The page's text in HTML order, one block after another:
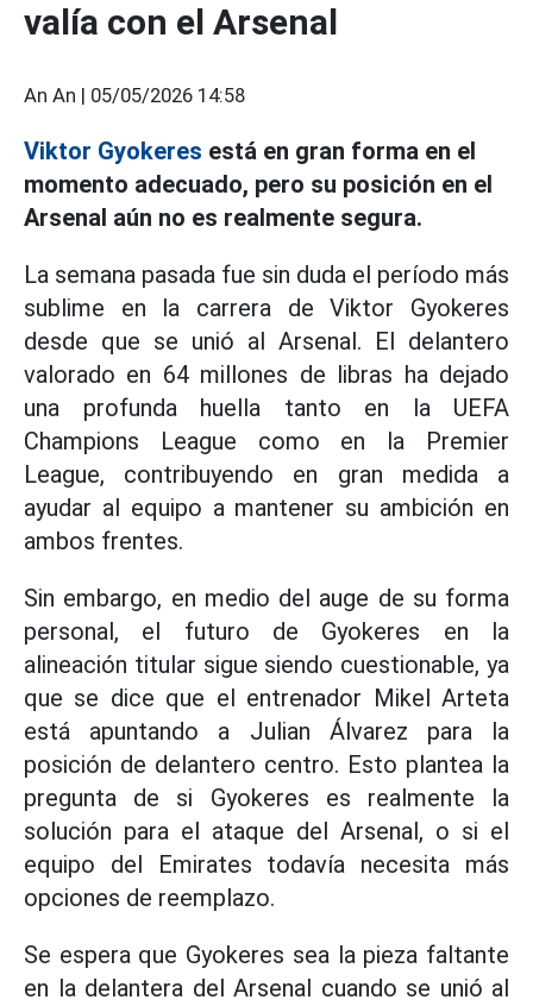
valía con el Arsenal
An An | 05/05/2026 14:58
Viktor Gyokeres está en gran forma en el
momento adecuado, pero su posición en el
Arsenal aún no es realmente segura.
La semana pasada fue sin duda el período más
sublime en la carrera de Viktor Gyokeres
desde que se unió al Arsenal. El delantero
valorado en 64 millones de libras ha dejado
una profunda huella tanto en la UEFA
Champions League como en la Premier
League, contribuyendo en gran medida a
ayudar al equipo a mantener su ambición en
ambos frentes.
Sin embargo, en medio del auge de su forma
personal, el futuro de Gyokeres en la
alineación titular sigue siendo cuestionable, ya
que se dice que el entrenador Mikel Arteta
está apuntando a Julian Álvarez para la
posición de delantero centro. Esto plantea la
pregunta de si Gyokeres es realmente la
solución para el ataque del Arsenal, o si el
equipo del Emirates todavía necesita más
opciones de reemplazo.
Se espera que Gyokeres sea la pieza faltante
en la delantera del Arsenal cuando se unió al